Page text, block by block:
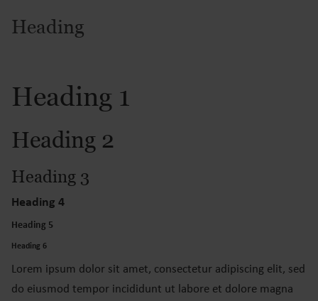
Heading
Heading 1
Heading 2
Heading 3
Heading 4
Heading 5
Heading 6
Lorem ipsum dolor sit amet, consectetur adipiscing elit, sed
do eiusmod tempor incididunt ut labore et dolore magna